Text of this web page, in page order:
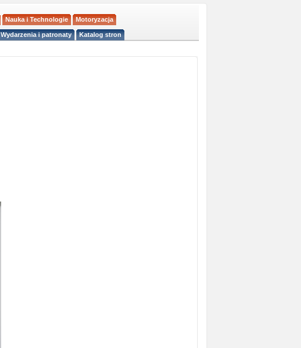
Nauka i Technologie Motoryzacja
Wydarzenia i patronaty Katalog stron